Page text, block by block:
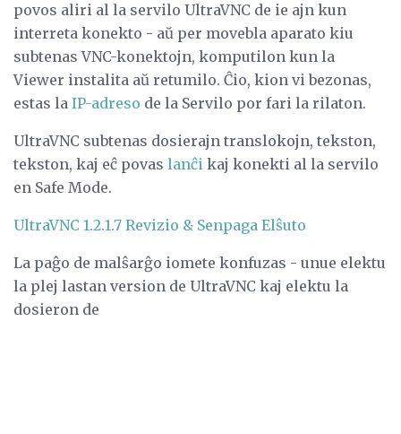
povos aliri al la servilo UltraVNC de ie ajn kun
interreta konekto - aŭ per movebla aparato kiu
subtenas VNC-konektojn, komputilon kun la
Viewer instalita aŭ retumilo. Ĉio, kion vi bezonas,
estas la IP-adreso de la Servilo por fari la rilaton.
UltraVNC subtenas dosierajn translokojn, tekston,
tekston, kaj eĉ povas lanĉi kaj konekti al la servilo
en Safe Mode.
UltraVNC 1.2.1.7 Revizio & Senpaga Elŝuto
La paĝo de malŝarĝo iomete konfuzas - unue elektu
la plej lastan version de UltraVNC kaj elektu la
dosieron de